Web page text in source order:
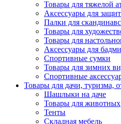
Товары для тяжелой
Аксессуары для
Палки для
Товары для
Товары для
Аксессуары для
Спортивные сумки
Товары для зимних
Спортивные
Товары для дачи, туризма,
Шашлыки на даче
Товары для животных
Тенты
Складная мебель